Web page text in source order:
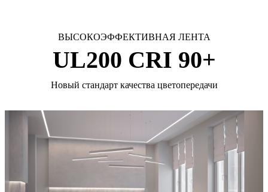
ВЫСОКОЭФФЕКТИВНАЯ ЛЕНТА
UL200 CRI 90+
Новый стандарт качества цветопередачи